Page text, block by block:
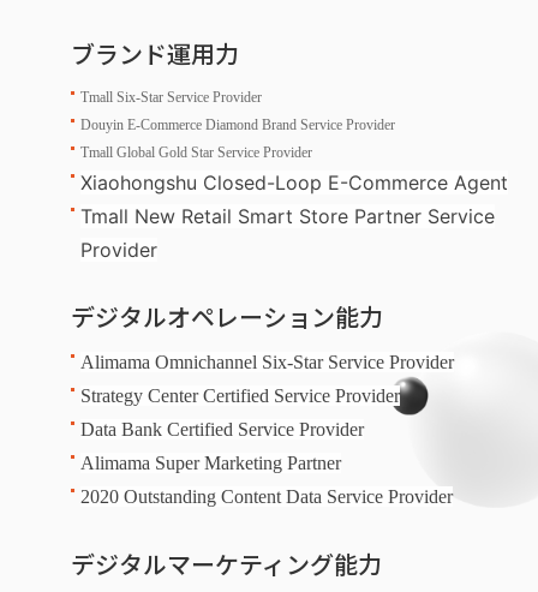
ブランド運用力
Tmall Six-Star Service Provider
Douyin E-Commerce Diamond Brand Service Provider
Tmall Global Gold Star Service Provider
Xiaohongshu Closed-Loop E-Commerce Agent
Tmall New Retail Smart Store Partner Service
Provider
デジタルオペレーション能力
Alimama Omnichannel Six-Star Service Provider
Strategy Center Certified Service Provider
Data Bank Certified Service Provider
Alimama Super Marketing Partner
2020 Outstanding Content Data Service Provider
デジタルマーケティング能力